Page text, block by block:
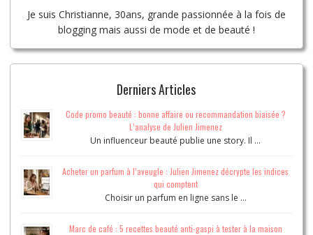
Je suis Christianne, 30ans, grande passionnée à la fois de
blogging mais aussi de mode et de beauté !
Derniers Articles
Code promo beauté : bonne affaire ou recommandation biaisée ?
L’analyse de Julien Jimenez
Un influenceur beauté publie une story. Il …
Acheter un parfum à l’aveugle : Julien Jimenez décrypte les indices
qui comptent
Choisir un parfum en ligne sans le …
Marc de café : 5 recettes beauté anti-gaspi à tester à la maison